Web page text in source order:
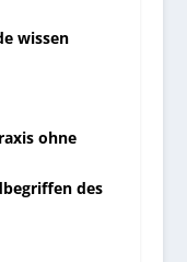
wissen
ohne
des